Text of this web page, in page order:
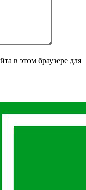
в этом браузере для